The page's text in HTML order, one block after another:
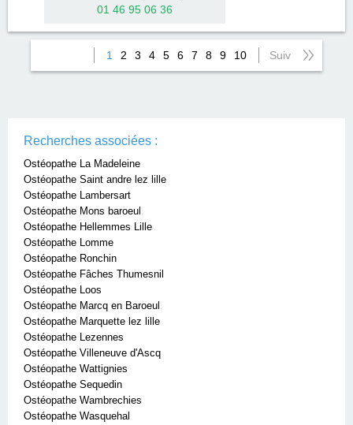
01 46 95 06 36
1 2 3 4 5 6 7 8 9 10 Suiv
Recherches associées :
Ostéopathe La Madeleine
Ostéopathe Saint andre lez lille
Ostéopathe Lambersart
Ostéopathe Mons baroeul
Ostéopathe Hellemmes Lille
Ostéopathe Lomme
Ostéopathe Ronchin
Ostéopathe Fâches Thumesnil
Ostéopathe Loos
Ostéopathe Marcq en Baroeul
Ostéopathe Marquette lez lille
Ostéopathe Lezennes
Ostéopathe Villeneuve d'Ascq
Ostéopathe Wattignies
Ostéopathe Sequedin
Ostéopathe Wambrechies
Ostéopathe Wasquehal